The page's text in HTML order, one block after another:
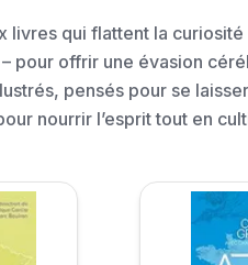
livres qui flattent la
pour offrir une évasion
pensés pour se
nourrir l’esprit tout en